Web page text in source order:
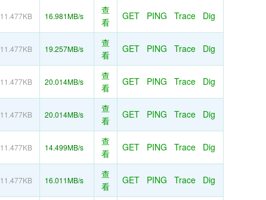
11.477KB 16.981MB/s
查
看
GET PING Trace Dig
11.477KB 19.257MB/s
查
看
GET PING Trace Dig
11.477KB 20.014MB/s
查
看
GET PING Trace Dig
11.477KB 20.014MB/s
查
看
GET PING Trace Dig
11.477KB 14.499MB/s
查
看
GET PING Trace Dig
11.477KB 16.011MB/s
查
看
GET PING Trace Dig